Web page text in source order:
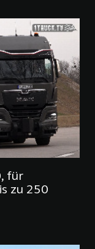
für
zu 250